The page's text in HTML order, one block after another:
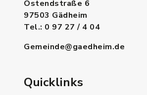
Ostendstraße 6
97503 Gädheim
Tel.: 0 97 27 / 4 04
Gemeinde@gaedheim.de
Quicklinks